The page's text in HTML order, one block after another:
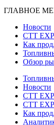
ГЛАВНОЕ
Новости
CTT
Как
Обзор
Новости
CTT
CTT
Как